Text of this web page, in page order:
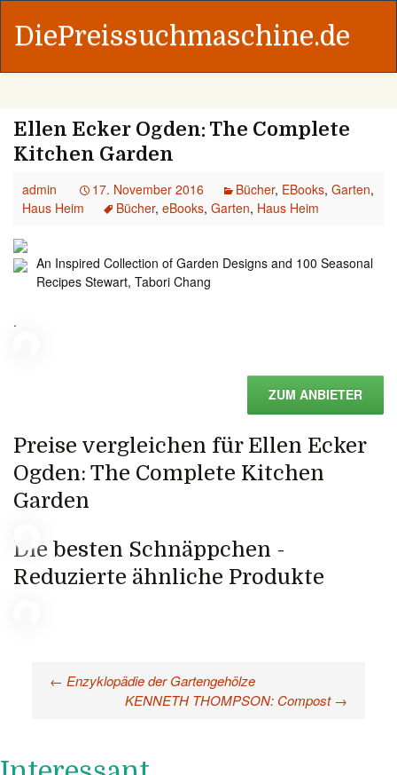
DiePreissuchmaschine.de
Ellen Ecker Ogden: The Complete
Kitchen Garden
admin 17. November 2016 Bücher, EBooks, Garten,
Haus Heim
Bücher, eBooks, Garten, Haus Heim
An Inspired Collection of Garden Designs and 100 Seasonal
Recipes Stewart, Tabori Chang
.
ZUM ANBIETER
Preise vergleichen für Ellen Ecker
Ogden: The Complete Kitchen
Garden
Die besten Schnäppchen -
Reduzierte ähnliche Produkte
Beitragsnavigation
← Enzyklopädie der Gartengehölze
KENNETH THOMPSON: Compost →